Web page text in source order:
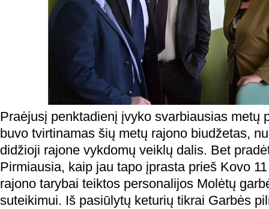
Praėjusį penktadienį įvyko svarbiausias metų
buvo tvirtinamas šių metų rajono biudžetas,
didžioji rajone vykdomų veiklų dalis. Bet
Pirmiausia, kaip jau tapo įprasta prieš Kovo
rajono tarybai teiktos personalijos Molėtų
suteikimui. Iš pasiūlytų keturių tikrai Garbės